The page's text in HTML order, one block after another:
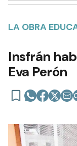
LA OBRA
Insfrán
Eva Perón